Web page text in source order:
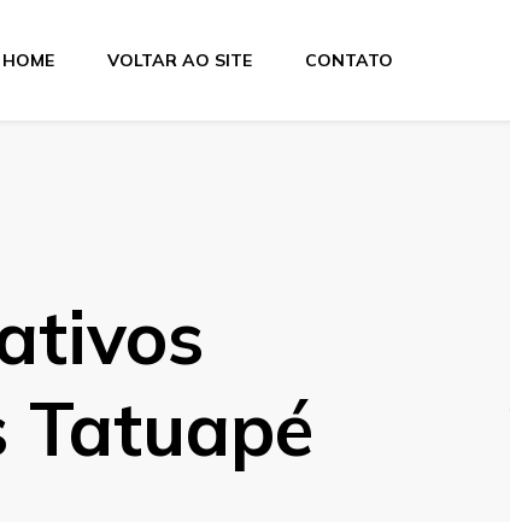
HOME VOLTAR AO SITE CONTATO
Tatuapé